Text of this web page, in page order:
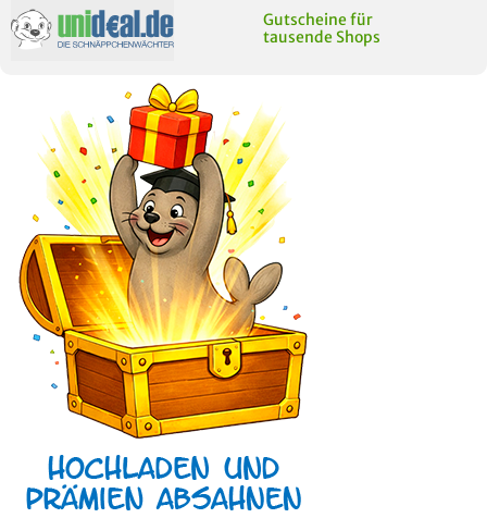
Gutscheine für
tausende Shops